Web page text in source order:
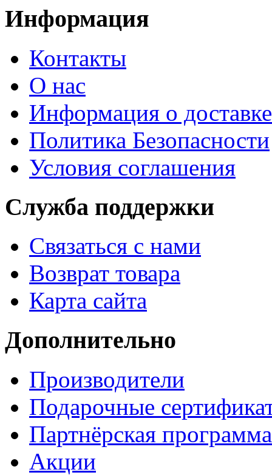
Информация
Контакты
О нас
Информация о доставке
Политика Безопасности
Условия соглашения
Служба поддержки
Связаться с нами
Возврат товара
Карта сайта
Дополнительно
Производители
Подарочные
Партнёрская программа
Акции